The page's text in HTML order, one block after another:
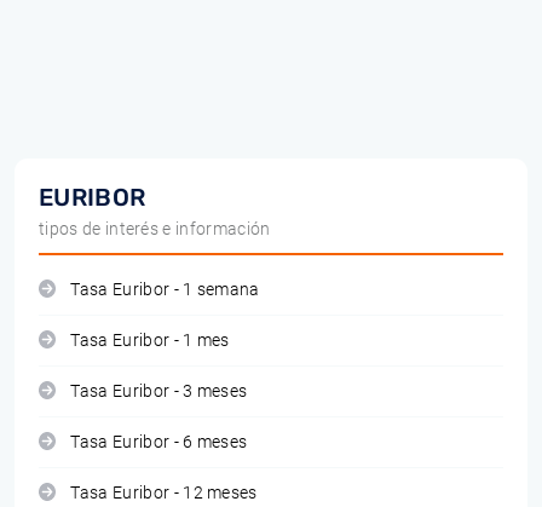
EURIBOR
tipos de interés e información
Tasa Euribor - 1 semana
Tasa Euribor - 1 mes
Tasa Euribor - 3 meses
Tasa Euribor - 6 meses
Tasa Euribor - 12 meses